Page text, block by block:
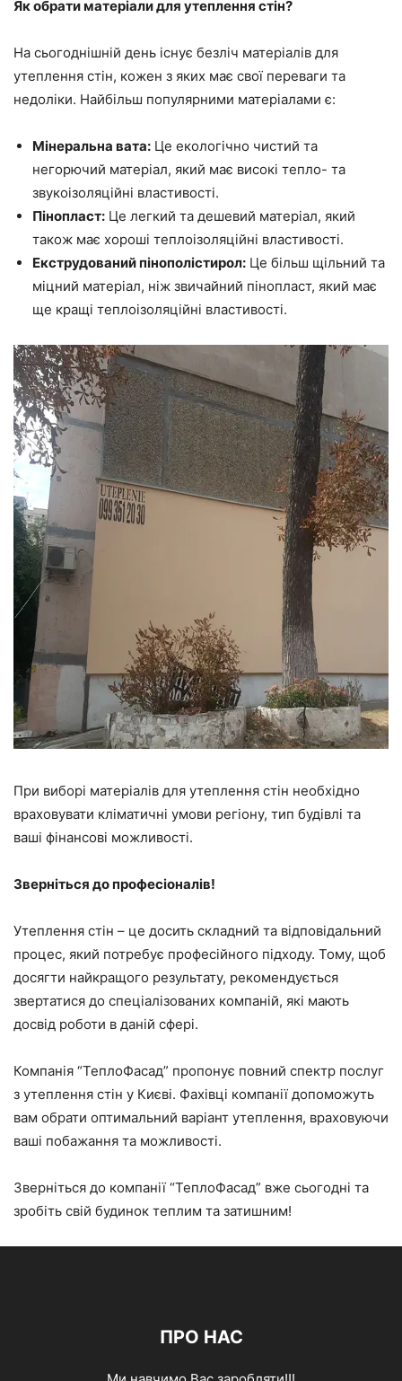
Як обрати матеріали для утеплення стін?
На сьогоднішній день існує безліч матеріалів для
утеплення стін, кожен з яких має свої переваги та
недоліки. Найбільш популярними матеріалами є:
Мінеральна вата: Це екологічно чистий та
негорючий матеріал, який має високі тепло- та
звукоізоляційні властивості.
Пінопласт: Це легкий та дешевий матеріал, який
також має хороші теплоізоляційні властивості.
Екструдований пінополістирол: Це більш щільний та
міцний матеріал, ніж звичайний пінопласт, який має
ще кращі теплоізоляційні властивості.
При виборі матеріалів для утеплення стін необхідно
враховувати кліматичні умови регіону, тип будівлі та
ваші фінансові можливості.
Зверніться до професіоналів!
Утеплення стін – це досить складний та відповідальний
процес, який потребує професійного підходу. Тому, щоб
досягти найкращого результату, рекомендується
звертатися до спеціалізованих компаній, які мають
досвід роботи в даній сфері.
Компанія “ТеплоФасад” пропонує повний спектр послуг
з утеплення стін у Києві. Фахівці компанії допоможуть
вам обрати оптимальний варіант утеплення, враховуючи
ваші побажання та можливості.
Зверніться до компанії “ТеплоФасад” вже сьогодні та
зробіть свій будинок теплим та затишним!
ПРО НАС